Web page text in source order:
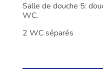
Salle de douche 5:
WC.
2 WC séparés